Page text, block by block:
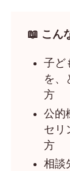
📖 こん
子ど
を、
方
公的
セリ
方
相談